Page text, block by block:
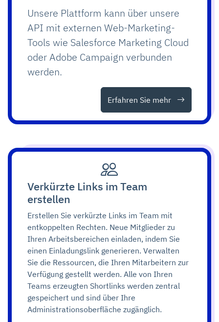
Unsere Plattform kann über unsere
API mit externen Web-Marketing-
Tools wie Salesforce Marketing Cloud
oder Adobe Campaign verbunden
werden.
Erfahren Sie mehr
Verkürzte Links im Team
erstellen
Erstellen Sie verkürzte Links im Team mit
entkoppelten Rechten. Neue Mitglieder zu
Ihren Arbeitsbereichen einladen, indem Sie
einen Einladungslink generieren. Verwalten
Sie die Ressourcen, die Ihren Mitarbeitern zur
Verfügung gestellt werden. Alle von Ihren
Teams erzeugten Shortlinks werden zentral
gespeichert und sind über Ihre
Administrationsoberfläche zugänglich.